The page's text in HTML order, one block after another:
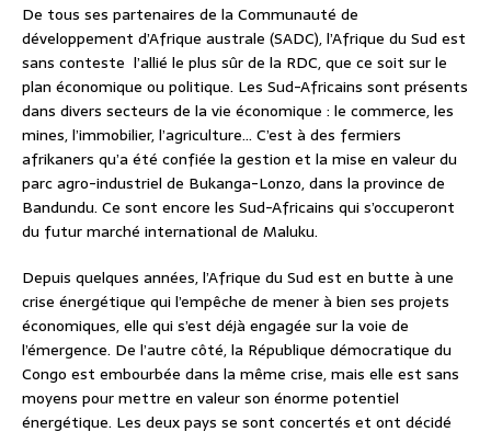
De tous ses partenaires de la Communauté de
développement d’Afrique australe (SADC), l’Afrique du Sud est
sans conteste l’allié le plus sûr de la RDC, que ce soit sur le
plan économique ou politique. Les Sud-Africains sont présents
dans divers secteurs de la vie économique : le commerce, les
mines, l’immobilier, l’agriculture… C’est à des fermiers
afrikaners qu’a été confiée la gestion et la mise en valeur du
parc agro-industriel de Bukanga-Lonzo, dans la province de
Bandundu. Ce sont encore les Sud-Africains qui s’occuperont
du futur marché international de Maluku.
Depuis quelques années, l’Afrique du Sud est en butte à une
crise énergétique qui l’empêche de mener à bien ses projets
économiques, elle qui s’est déjà engagée sur la voie de
l’émergence. De l’autre côté, la République démocratique du
Congo est embourbée dans la même crise, mais elle est sans
moyens pour mettre en valeur son énorme potentiel
énergétique. Les deux pays se sont concertés et ont décidé